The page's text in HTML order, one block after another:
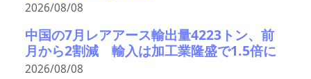
2026/08/08
中国の7月レアアース輸出量4223トン、前
月から2割減 輸入は加工業隆盛で1.5倍に
2026/08/08